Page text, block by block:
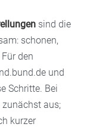
sind die
schonen,
den
und
Schritte. Bei
aus;
kurzer